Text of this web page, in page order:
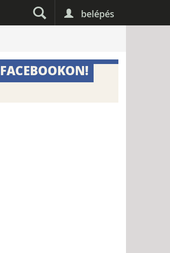
belépés
FACEBOOKON!